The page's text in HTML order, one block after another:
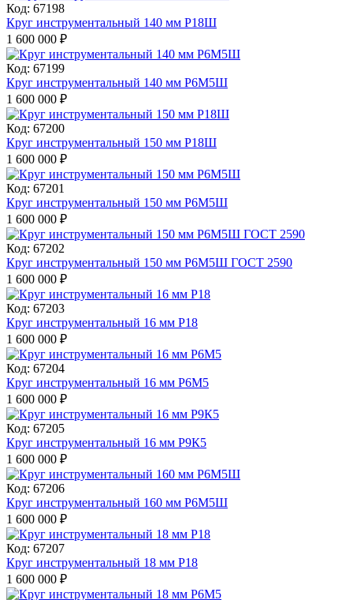
Код: 67198
Круг инструментальный 140 мм Р18Ш
1 600 000 ₽
Код: 67199
Круг инструментальный 140 мм Р6М5Ш
1 600 000 ₽
Код: 67200
Круг инструментальный 150 мм Р18Ш
1 600 000 ₽
Код: 67201
Круг инструментальный 150 мм Р6М5Ш
1 600 000 ₽
Код: 67202
Круг инструментальный 150 мм Р6М5Ш ГОСТ 2590
1 600 000 ₽
Код: 67203
Круг инструментальный 16 мм Р18
1 600 000 ₽
Код: 67204
Круг инструментальный 16 мм Р6М5
1 600 000 ₽
Код: 67205
Круг инструментальный 16 мм Р9К5
1 600 000 ₽
Код: 67206
Круг инструментальный 160 мм Р6М5Ш
1 600 000 ₽
Код: 67207
Круг инструментальный 18 мм Р18
1 600 000 ₽